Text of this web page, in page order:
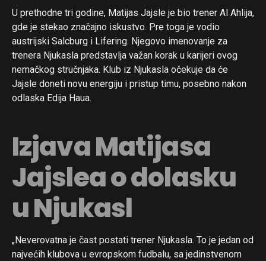
U prethodne tri godine, Matijas Jajsle je bio trener Al Ahlija,
gde je stekao značajno iskustvo. Pre toga je vodio
austrijski Salcburg i Lifering. Njegovo imenovanje za
trenera Njukasla predstavlja važan korak u karijeri ovog
nemačkog stručnjaka. Klub iz Njukasla očekuje da će
Jajsle doneti novu energiju i pristup timu, posebno nakon
odlaska Edija Haua.
Izjava Matijasa
Jajslea o dolasku
u Njukasl
„Neverovatna je čast postati trener Njukasla. To je jedan od
najvećih klubova u evropskom fudbalu, sa jedinstvenom